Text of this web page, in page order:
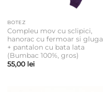
BOTEZ
Compleu mov cu sclipici,
hanorac cu fermoar si gluga
+ pantalon cu bata lata
(Bumbac 100%, gros)
55,00 lei